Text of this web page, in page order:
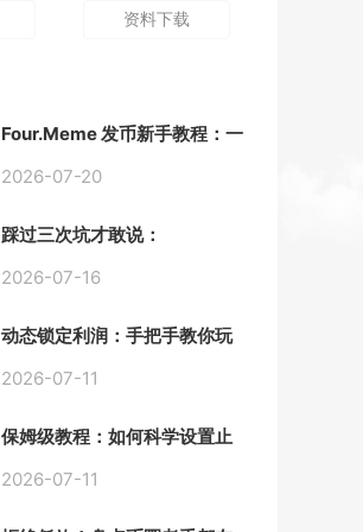
资料下载
Four.Meme 发币新手教程：一
动踩坑
2026-07-20
踩过三次坑才敢说：
Pool 最容易翻车的不是手续
2026-07-16
动态锁定利润：手把手教你玩
2026-07-11
保姆级教程：如何科学设置止
2026-07-11